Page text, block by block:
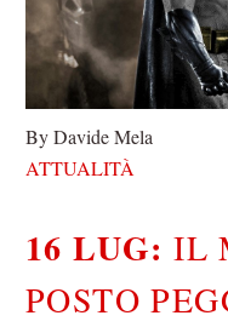
By Davide Mela
ATTUALITÀ
16 LUG:IL
POSTO